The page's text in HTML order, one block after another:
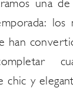
una de
los
han
y